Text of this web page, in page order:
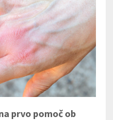
prvo pomoč ob